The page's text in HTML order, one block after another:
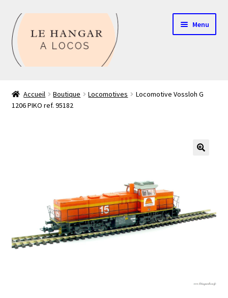
Aller
à
la
navigation
Aller
au
contenu
Menu
Boutique
Évènements à venir
Accueil Boutique Locomotives
Locomotive Vossloh G
1206 PIKO ref. 95182